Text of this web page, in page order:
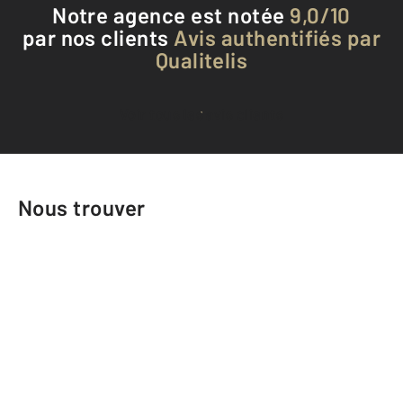
Notre agence est notée 9,0/10
par nos clients Avis authentifiés par
Qualitelis
Voir tous les avis clients
Nous trouver